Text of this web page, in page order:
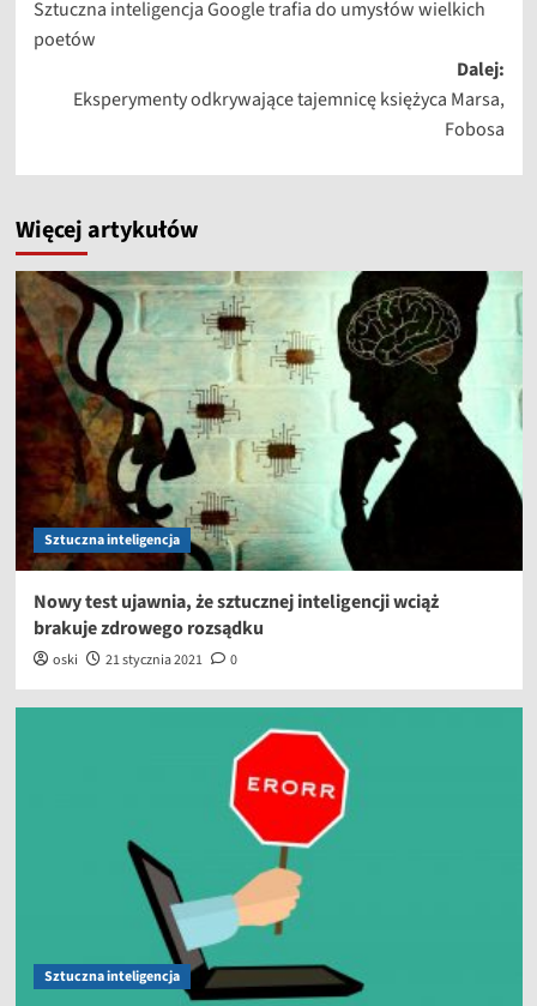
wpisy
Sztuczna inteligencja Google trafia do umysłów wielkich
poetów
Dalej:
Eksperymenty odkrywające tajemnicę księżyca Marsa,
Fobosa
Więcej artykułów
Sztuczna inteligencja
Nowy test ujawnia, że sztucznej inteligencji wciąż
brakuje zdrowego rozsądku
oski 21 stycznia 2021 0
Sztuczna inteligencja